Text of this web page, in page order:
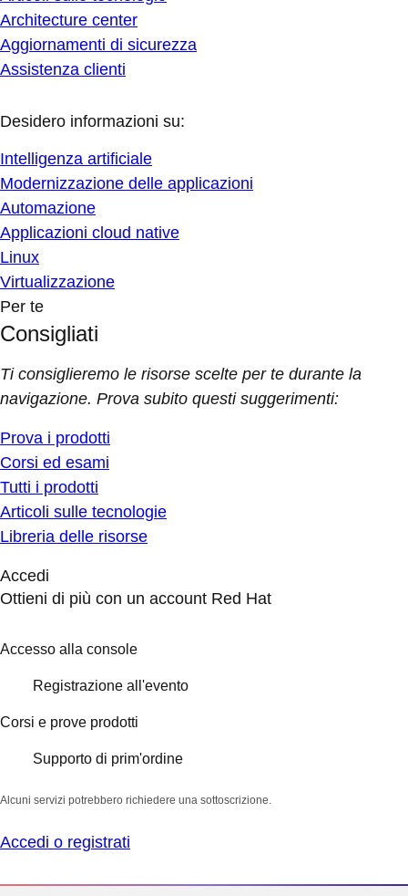
Architecture center
Aggiornamenti di sicurezza
Assistenza clienti
Desidero informazioni su:
Intelligenza artificiale
Modernizzazione delle applicazioni
Automazione
Applicazioni cloud native
Linux
Virtualizzazione
Per te
Consigliati
Ti consiglieremo le risorse scelte per te durante la
navigazione. Prova subito questi suggerimenti:
Prova i prodotti
Corsi ed esami
Tutti i prodotti
Articoli sulle tecnologie
Libreria delle risorse
Accedi
Ottieni di più con un account Red Hat
Accesso alla console
Registrazione all'evento
Corsi e prove prodotti
Supporto di prim'ordine
Alcuni servizi potrebbero richiedere una sottoscrizione.
Accedi o registrati